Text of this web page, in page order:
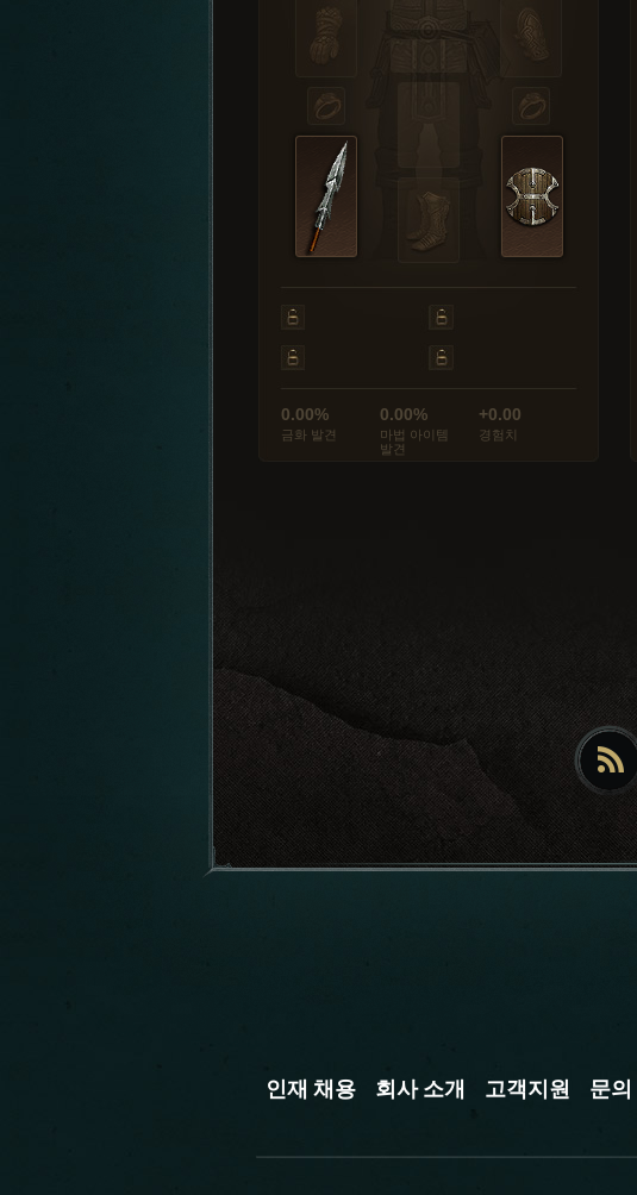
0.00%
금화 발견
0.00%
마법 아이템
발견
+0.00
경험치